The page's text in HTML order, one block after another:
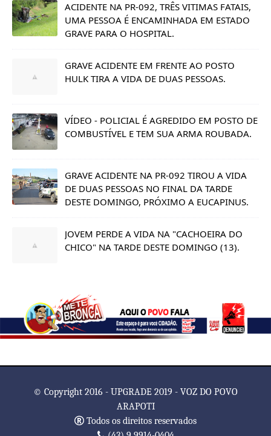
ACIDENTE NA PR-092, TRÊS VITIMAS FATAIS,
UMA PESSOA É ENCAMINHADA EM ESTADO
GRAVE PARA O HOSPITAL.
GRAVE ACIDENTE EM FRENTE AO POSTO
HULK TIRA A VIDA DE DUAS PESSOAS.
VÍDEO - POLICIAL É AGREDIDO EM POSTO DE
COMBUSTÍVEL E TEM SUA ARMA ROUBADA.
GRAVE ACIDENTE NA PR-092 TIROU A VIDA
DE DUAS PESSOAS NO FINAL DA TARDE
DESTE DOMINGO, PRÓXIMO A EUCAPINUS.
JOVEM PERDE A VIDA NA "CACHOEIRA DO
CHICO" NA TARDE DESTE DOMINGO (13).
© Copyright 2016 - UPGRADE 2019 - VOZ DO POVO
ARAPOTI
Todos os direitos reservados